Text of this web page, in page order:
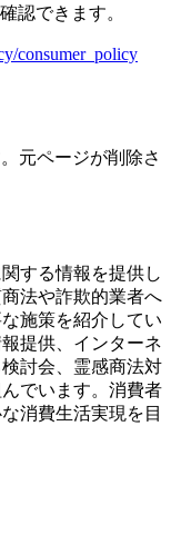
認できます。
consumer_policy
元ページが削除さ
する情報を提供し
法や詐欺的業者へ
施策を紹介してい
提供、インターネ
討会、霊感商法対
でいます。消費者
消費生活実現を目